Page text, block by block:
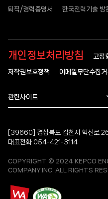
퇴직/경력증명서 한국전력기술 방
개인정보처리방침 고정
저작권보호정책 이메일무단수집
관련사이트
[39660] 경상북도 김천시 혁신로
대표전화 054-421-3114
COPYRIGHT © 2024 KEPCO
COMPANY.INC. ALL RIGHTS